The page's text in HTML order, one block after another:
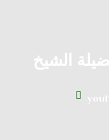
الشيخ